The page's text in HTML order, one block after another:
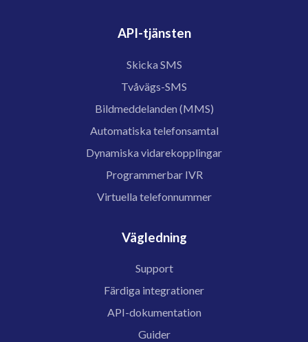
API-tjänsten
Skicka SMS
Tvåvägs-SMS
Bildmeddelanden (MMS)
Automatiska telefonsamtal
Dynamiska vidarekopplingar
Programmerbar IVR
Virtuella telefonnummer
Vägledning
Support
Färdiga integrationer
API-dokumentation
Guider